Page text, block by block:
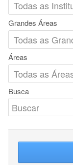
Grandes Áreas
Áreas
Busca